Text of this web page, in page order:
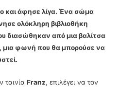
και άφησε λίγα. Ένα σώμα
ολόκληρη βιβλιοθήκη
διασώθηκαν από μια βαλίτσα
μια φωνή που θα μπορούσε να
ταινίαFranz, επιλέγει να τον